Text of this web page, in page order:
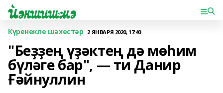
Күренекле шәхестәр 2 ЯНВАРЯ 2020, 17:40
"Беҙҙең үҙәктең дә мөһим
бүләге бар", ― ти Данир
Ғәйнуллин